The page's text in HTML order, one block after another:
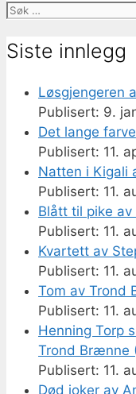
Søk
Siste innlegg
Løsgjengeren
9.
Det lange
11.
Natten i Kigali
11.
Blått til pike
11.
Kvartett av
11.
Tom av Trond
11.
Henning Torp
Trond Brænne
11.
Død joker av